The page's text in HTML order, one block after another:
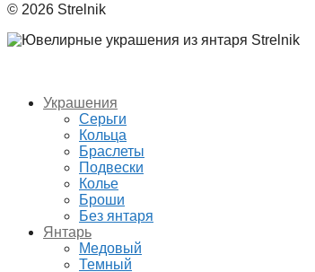
© 2026 Strelnik
Украшения
Серьги
Кольца
Браслеты
Подвески
Колье
Броши
Без янтаря
Янтарь
Медовый
Темный